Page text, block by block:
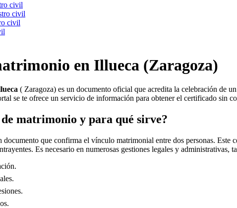
civil
civil
civil
en Illueca (Zaragoza)
( Zaragoza) es un documento oficial que acredita la celebración de
se te ofrece un servicio de información para obtener el certificado sin
matrimonio y para qué sirve?
documento que confirma el vínculo matrimonial entre dos personas.
Es necesario en numerosas gestiones legales y administrativas,